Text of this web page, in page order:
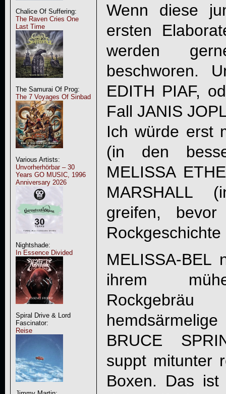
Chalice Of Suffering:
The Raven Cries One
Last Time
The Samurai Of Prog:
The 7 Voyages Of Sinbad
Various Artists:
Unvorherhörbar – 30
Years GO MUSIC, 1996
Anniversary 2026
Nightshade:
In Essence Divided
Spiral Drive & Lord
Fascinator:
Reise
Wenn diese
ersten
werden
beschworen.
EDITH PIAF,
Fall JANIS
Ich würde erst
(in den
MELISSA
MARSHALL
greifen,
MELISSA-
ihrem
BRUCE
suppt mitunter
Boxen. Das